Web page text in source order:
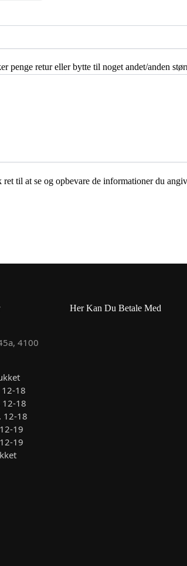
penge retur eller bytte til noget andet/anden
til at se og opbevare de informationer du
4100
18
18
18
19
19
Her Kan Du Betale Med